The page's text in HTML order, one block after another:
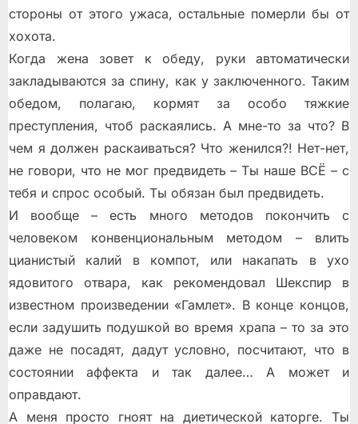
стороны от этого ужаса, остальные померли бы от
хохота.
Когда жена зовет к обеду, руки автоматически
закладываются за спину, как у заключенного. Таким
обедом, полагаю, кормят за особо тяжкие
преступления, чтоб раскаялись. А мне-то за что? В
чем я должен раскаиваться? Что женился?! Нет-нет,
не говори, что не мог предвидеть – Ты наше ВСЁ – с
тебя и спрос особый. Ты обязан был предвидеть.
И вообще – есть много методов покончить с
человеком конвенциональным методом – влить
цианистый калий в компот, или накапать в ухо
ядовитого отвара, как рекомендовал Шекспир в
известном произведении «Гамлет». В конце концов,
если задушить подушкой во время храпа – то за это
даже не посадят, дадут условно, посчитают, что в
состоянии аффекта и так далее… А может и
оправдают.
А меня просто гноят на диетической каторге. Ты